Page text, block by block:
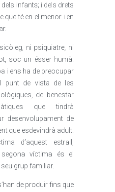
infants; i dels drets
que té en el menor i en
ni psiquiatre, ni
soc un ésser humà.
i ens ha de preocupar
punt de vista de les
de benestar
que tindrà
desenvolupament de
que esdevindrà adult.
d’aquest estrall,
víctima és el
grup familiar.
de produir fins que